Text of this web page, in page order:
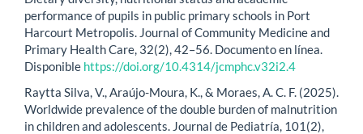
performance of pupils in public primary schools in Port
Harcourt Metropolis. Journal of Community Medicine and
Primary Health Care, 32(2), 42–56. Documento en línea.
Disponible https://doi.org/10.4314/jcmphc.v32i2.4
Raytta Silva, V., Araújo-Moura, K., & Moraes, A. C. F. (2025).
Worldwide prevalence of the double burden of malnutrition
in children and adolescents. Journal de Pediatría, 101(2),